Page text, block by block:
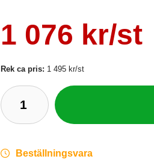
1 076 kr/st
Rek ca pris: 1 495 kr/st
Beställningsvara